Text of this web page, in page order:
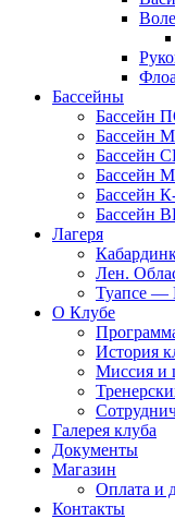
Бассейны
Бассейн
Бассейн
Бассейн
Бассейн
Бассейн
Бассейн
Лагеря
Лен.
Туапсе —
О Клубе
История
Миссия и
Галерея клуба
Документы
Магазин
Оплата и
Контакты